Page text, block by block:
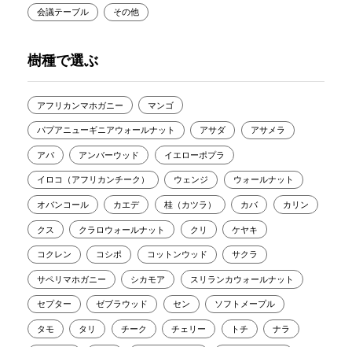
会議テーブル その他
樹種で選ぶ
アフリカンマホガニー マンゴ
パプアニューギニアウォールナット アサダ アサメラ
アパ アンバーウッド イエローポプラ
イロコ（アフリカンチーク） ウェンジ ウォールナット
オバンコール カエデ 桂（カツラ） カバ カリン
クス クラロウォールナット クリ ケヤキ
コクレン コシポ コットンウッド サクラ
サペリマホガニー シカモア スリランカウォールナット
セプター ゼブラウッド セン ソフトメープル
タモ タリ チーク チェリー トチ ナラ